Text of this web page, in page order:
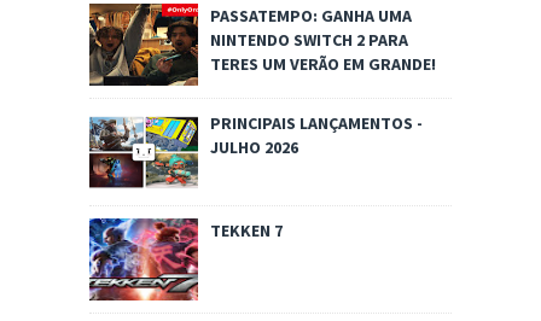
PASSATEMPO: GANHA UMA
NINTENDO SWITCH 2 PARA
TERES UM VERÃO EM GRANDE!
PRINCIPAIS LANÇAMENTOS -
JULHO 2026
TEKKEN 7